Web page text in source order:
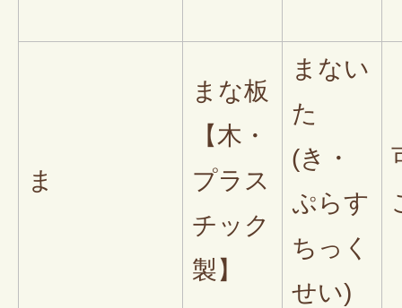
ま
まな板
【木・
プラス
チック
製】
まない
た
(き・
ぷらす
ちっく
せい)